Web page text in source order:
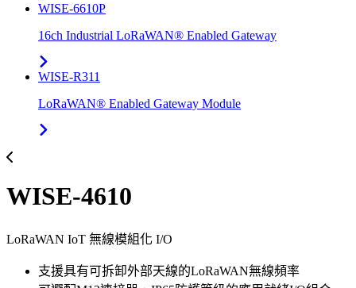
WISE-6610P
16ch Industrial LoRaWAN® Enabled Gateway
WISE-R311
LoRaWAN® Enabled Gateway Module
WISE-4610
LoRaWAN IoT 無線模組化 I/O
支援具有可拆卸外部天線的LoRaWAN無線頻率